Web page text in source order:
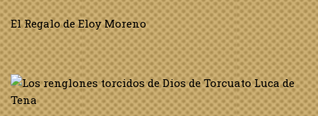
El Regalo de Eloy Moreno